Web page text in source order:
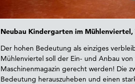
Neubau Kindergarten im Mühlenviertel,
Der hohen Bedeutung als einziges
Mühlenviertel soll der Ein- und Anbau
Maschinenmagazin gerecht werden! Die
Bedeutung herauszuheben und einen